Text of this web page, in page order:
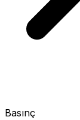
Basınç